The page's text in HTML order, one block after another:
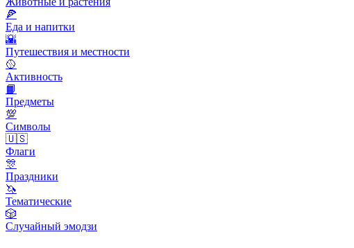
🍕
Еда и напитки
🌇
Путешествия и местности
🥎
Активность
📙
Предметы
💯
Символы
🇺🇸
Флаги
🎊
Праздники
🦄
Тематические
🎲
Случайный эмодзи